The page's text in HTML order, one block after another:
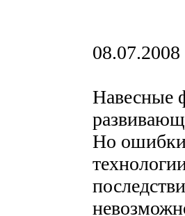
08.07.2008
Навесные
Но ошибки